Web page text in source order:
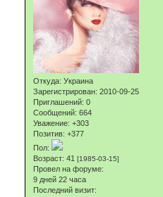
Откуда: Украина
Зарегистрирован: 2010-09-25
Приглашений: 0
Сообщений: 664
Уважение: +303
Позитив: +377
Пол:
Возраст: 41 [1985-03-15]
Провел на форуме:
9 дней 22 часа
Последний визит: